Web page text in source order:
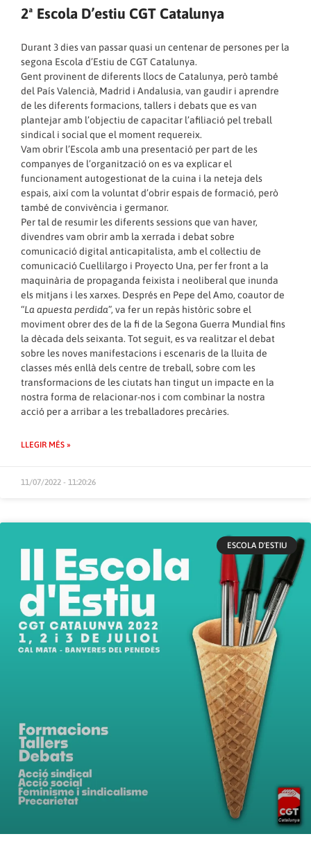
2ª Escola D’estiu CGT Catalunya
Durant 3 dies van passar quasi un centenar de persones per la
segona Escola d’Estiu de CGT Catalunya.
Gent provinent de diferents llocs de Catalunya, però també
del País Valencià, Madrid i Andalusia, van gaudir i aprendre
de les diferents formacions, tallers i debats que es van
plantejar amb l’objectiu de capacitar l’afiliació pel treball
sindical i social que el moment requereix.
Vam obrir l’Escola amb una presentació per part de les
companyes de l’organització on es va explicar el
funcionament autogestionat de la cuina i la neteja dels
espais, així com la voluntat d’obrir espais de formació, però
també de convivència i germanor.
Per tal de resumir les diferents sessions que van haver,
divendres vam obrir amb la xerrada i debat sobre
comunicació digital anticapitalista, amb el col·lectiu de
comunicació Cuellilargo i Proyecto Una, per fer front a la
maquinària de propaganda feixista i neoliberal que inunda
els mitjans i les xarxes. Després en Pepe del Amo, coautor de
“La apuesta perdida”, va fer un repàs històric sobre el
moviment obrer des de la fi de la Segona Guerra Mundial fins
la dècada dels seixanta. Tot seguit, es va realitzar el debat
sobre les noves manifestacions i escenaris de la lluita de
classes més enllà dels centre de treball, sobre com les
transformacions de les ciutats han tingut un impacte en la
nostra forma de relacionar-nos i com combinar la nostra
acció per a arribar a les treballadores precàries.
LLEGIR MÉS »
11/07/2022 - 11:20:26
ESCOLA D'ESTIU